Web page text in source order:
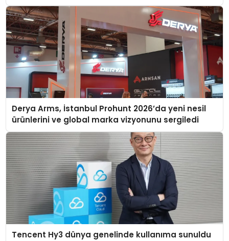
Derya Arms, İstanbul Prohunt 2026’da yeni nesil
ürünlerini ve global marka vizyonunu sergiledi
Tencent Hy3 dünya genelinde kullanıma sunuldu